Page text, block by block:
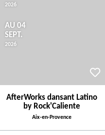
2026
AU 04
SEPT.
2026
AfterWorks dansant Latino
by Rock'Caliente
Aix-en-Provence